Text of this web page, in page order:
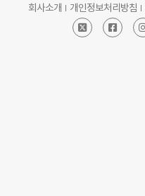
회사소개 개인정보처리방침